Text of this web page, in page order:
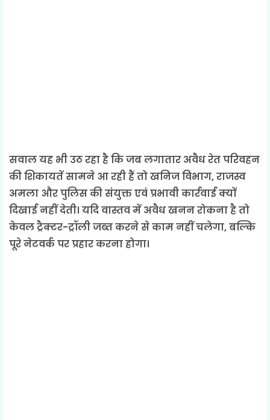
सवाल यह भी उठ रहा है कि जब लगातार अवैध रेत परिवहन
की शिकायतें सामने आ रही हैं तो खनिज विभाग, राजस्व
अमला और पुलिस की संयुक्त एवं प्रभावी कार्रवाई क्यों
दिखाई नहीं देती। यदि वास्तव में अवैध खनन रोकना है तो
केवल ट्रैक्टर-ट्रॉली जब्त करने से काम नहीं चलेगा, बल्कि
पूरे नेटवर्क पर प्रहार करना होगा।